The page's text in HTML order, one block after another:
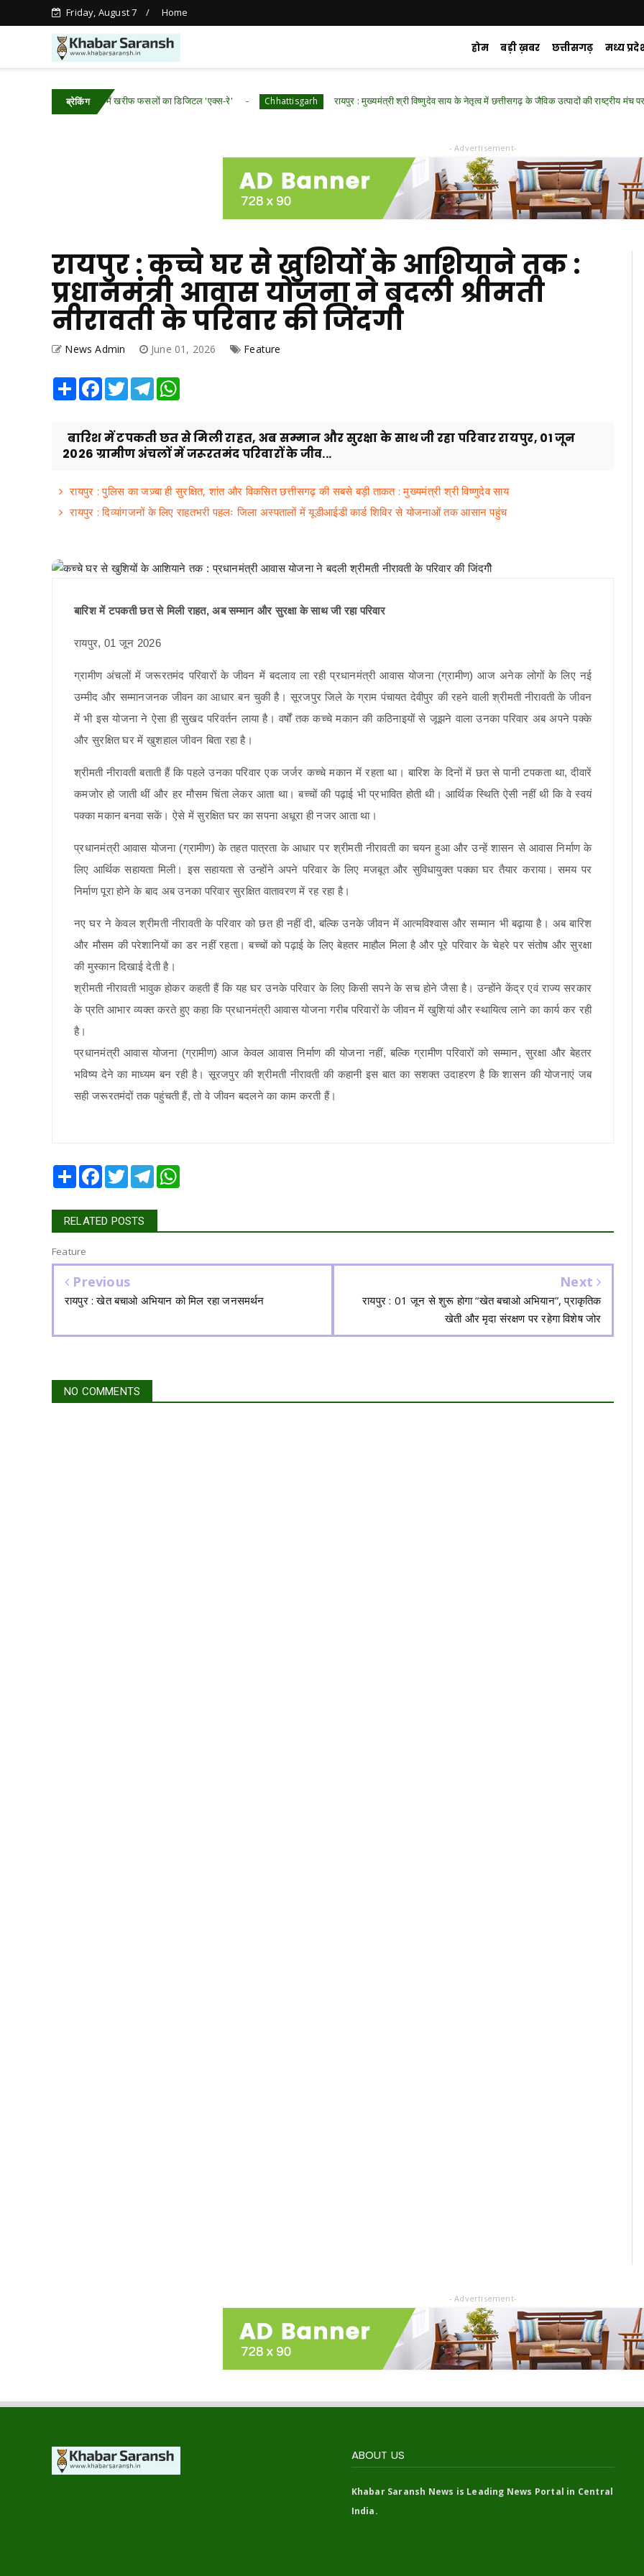
Friday, August 7 Home
होम बड़ी ख़बर छत्तीसगढ़ मध्य
ब्रेकिंग
​रायपुर : ​छत्तीसगढ़ में खरीफ फसलों का डिजिटल 'एक्स-रे' Chhattisgarh रायपुर : मुख्यमंत्री श्री विष्णुदेव साय के नेतृत्व में छत्तीसगढ़ के जैविक उत्पादों की राष्ट्रीय मंच पर गूंज
- Advertisement-
रायपुर : कच्चे घर से खुशियों के आशियाने तक :
प्रधानमंत्री आवास योजना ने बदली श्रीमती
नीरावती के परिवार की जिंदगीे
News Admin June 01, 2026 Feature
Share Facebook
TwitterTelegram
बारिश में टपकती छत से मिली राहत, अब सम्मान और सुरक्षा के साथ जी रहा परिवार रायपुर, 01 जून
2026 ग्रामीण अंचलों में जरूरतमंद परिवारों के जीव...
रायपुर : पुलिस का जज़्बा ही सुरक्षित, शांत और विकसित छत्तीसगढ़ की सबसे बड़ी ताकत : मुख्यमंत्री श्री विष्णुदेव साय
रायपुर : दिव्यांगजनों के लिए राहतभरी पहलः जिला अस्पतालों में यूडीआईडी कार्ड शिविर से योजनाओं तक आसान पहुंच
बारिश में टपकती छत से मिली राहत, अब सम्मान और सुरक्षा के साथ जी रहा परिवार
रायपुर, 01 जून 2026
ग्रामीण अंचलों में जरूरतमंद परिवारों के जीवन में बदलाव ला रही प्रधानमंत्री आवास योजना (ग्रामीण) आज अनेक लोगों के लिए नई
उम्मीद और सम्मानजनक जीवन का आधार बन चुकी है। सूरजपुर जिले के ग्राम पंचायत देवीपुर की रहने वाली श्रीमती नीरावती के जीवन
में भी इस योजना ने ऐसा ही सुखद परिवर्तन लाया है। वर्षों तक कच्चे मकान की कठिनाइयों से जूझने वाला उनका परिवार अब अपने पक्के
और सुरक्षित घर में खुशहाल जीवन बिता रहा है।
श्रीमती नीरावती बताती हैं कि पहले उनका परिवार एक जर्जर कच्चे मकान में रहता था। बारिश के दिनों में छत से पानी टपकता था, दीवारें
कमजोर हो जाती थीं और हर मौसम चिंता लेकर आता था। बच्चों की पढ़ाई भी प्रभावित होती थी। आर्थिक स्थिति ऐसी नहीं थी कि वे स्वयं
पक्का मकान बनवा सकें। ऐसे में सुरक्षित घर का सपना अधूरा ही नजर आता था।
प्रधानमंत्री आवास योजना (ग्रामीण) के तहत पात्रता के आधार पर श्रीमती नीरावती का चयन हुआ और उन्हें शासन से आवास निर्माण के
लिए आर्थिक सहायता मिली। इस सहायता से उन्होंने अपने परिवार के लिए मजबूत और सुविधायुक्त पक्का घर तैयार कराया। समय पर
निर्माण पूरा होने के बाद अब उनका परिवार सुरक्षित वातावरण में रह रहा है।
नए घर ने केवल श्रीमती नीरावती के परिवार को छत ही नहीं दी, बल्कि उनके जीवन में आत्मविश्वास और सम्मान भी बढ़ाया है। अब बारिश
और मौसम की परेशानियों का डर नहीं रहता। बच्चों को पढ़ाई के लिए बेहतर माहौल मिला है और पूरे परिवार के चेहरे पर संतोष और सुरक्षा
की मुस्कान दिखाई देती है।
श्रीमती नीरावती भावुक होकर कहती हैं कि यह घर उनके परिवार के लिए किसी सपने के सच होने जैसा है। उन्होंने केंद्र एवं राज्य सरकार
के प्रति आभार व्यक्त करते हुए कहा कि प्रधानमंत्री आवास योजना गरीब परिवारों के जीवन में खुशियां और स्थायित्व लाने का कार्य कर रही
है।
प्रधानमंत्री आवास योजना (ग्रामीण) आज केवल आवास निर्माण की योजना नहीं, बल्कि ग्रामीण परिवारों को सम्मान, सुरक्षा और बेहतर
भविष्य देने का माध्यम बन रही है। सूरजपुर की श्रीमती नीरावती की कहानी इस बात का सशक्त उदाहरण है कि शासन की योजनाएं जब
सही जरूरतमंदों तक पहुंचती हैं, तो वे जीवन बदलने का काम करती हैं।
Share Facebook
TwitterTelegram
RELATED POSTS
Feature
Previous
रायपुर : खेत बचाओ अभियान को मिल रहा जनसमर्थन
Next
रायपुर : 01 जून से शुरू होगा “खेत बचाओ अभियान”, प्राकृतिक
खेती और मृदा संरक्षण पर रहेगा विशेष जोर
NO COMMENTS
- Advertisement-
ABOUT US
Khabar Saransh News is Leading News Portal in Central
India.